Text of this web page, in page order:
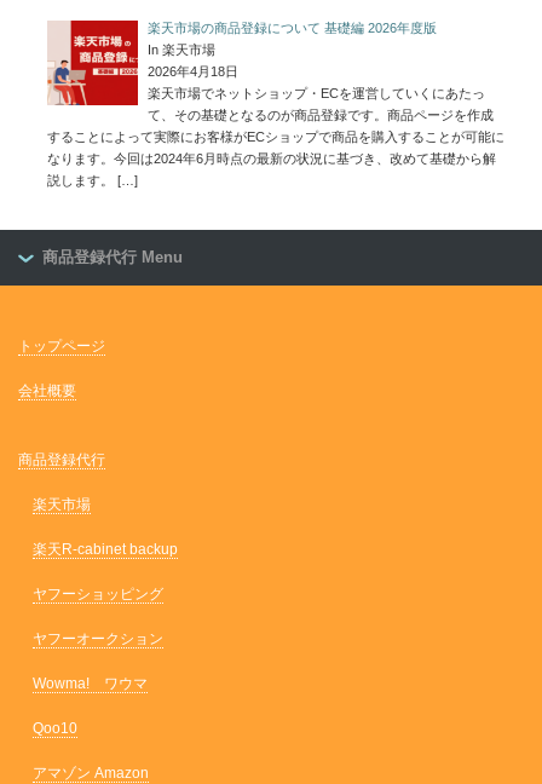
楽天市場の商品登録について 基礎編 2026年度版
In 楽天市場
2026年4月18日
楽天市場でネットショップ・ECを運営していくにあたっ
て、その基礎となるのが商品登録です。商品ページを作成
することによって実際にお客様がECショップで商品を購入することが可能に
なります。今回は2024年6月時点の最新の状況に基づき、改めて基礎から解
説します。
[…]
商品登録代行 Menu
トップページ
会社概要
商品登録代行
楽天市場
楽天R-cabinet backup
ヤフーショッピング
ヤフーオークション
Wowma! ワウマ
Qoo10
アマゾン Amazon